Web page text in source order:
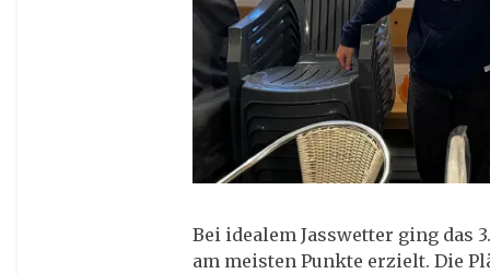
Bei idealem Jasswetter ging das
am meisten Punkte erzielt. Die